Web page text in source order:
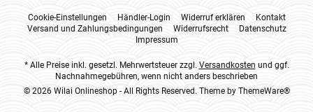
Cookie-Einstellungen Händler-Login Widerruf erklären
Kontakt
Versand und Zahlungsbedingungen
Widerrufsrecht
Datenschutz
Impressum
* Alle Preise inkl. gesetzl. Mehrwertsteuer zzgl. Versandkosten und ggf.
Nachnahmegebühren, wenn nicht anders beschrieben
© 2026 Wilai Onlineshop - All Rights Reserved. Theme by ThemeWare®